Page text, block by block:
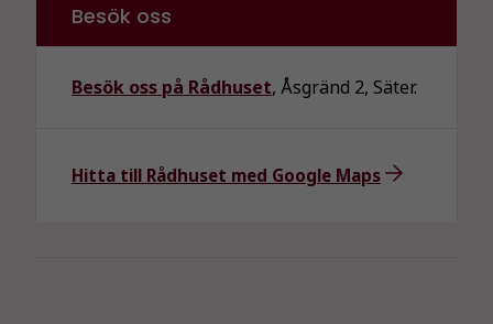
Besök oss
Besök oss på Rådhuset, Åsgränd 2, Säter.
Hitta till Rådhuset med Google Maps